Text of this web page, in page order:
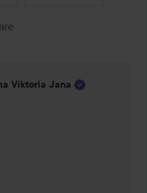
Viktoria Jana
Monaten